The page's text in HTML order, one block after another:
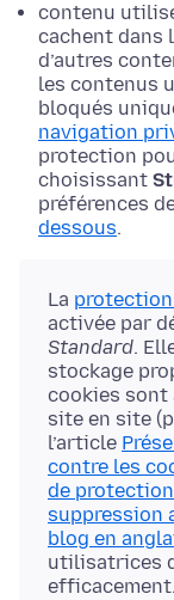
contenu
cachent dans
d’autres
les contenus
bloqués
navigation
protection
choisissant
préférences
dessous.
La
activée par
Standard.
stockage
cookies sont
site en site
l’article
contre les
de protection
suppression
blog en
utilisatrices
efficacement.